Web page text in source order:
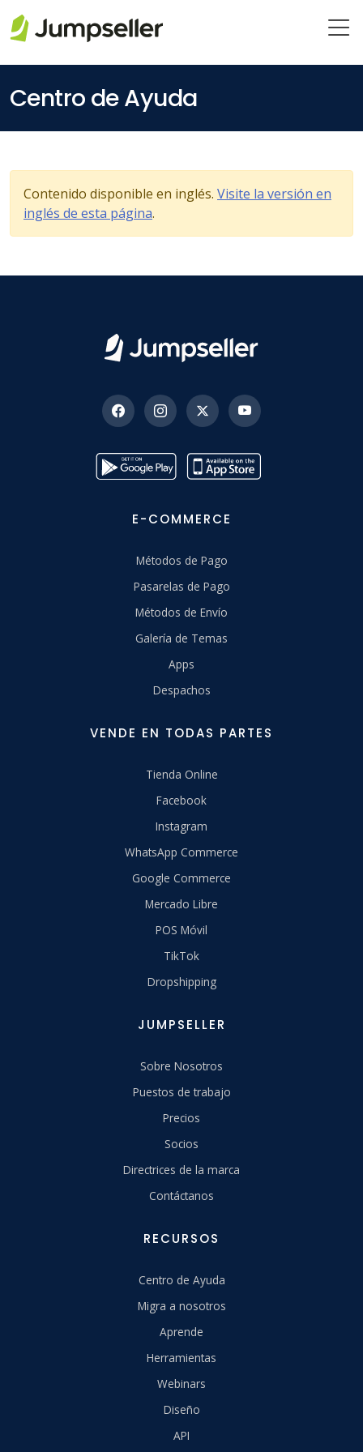
Centro de Ayuda
Contenido disponible en inglés. Visite la versión en
inglés de esta página.
E-COMMERCE
Métodos de Pago
Pasarelas de Pago
Métodos de Envío
Galería de Temas
Apps
Despachos
VENDE EN TODAS PARTES
Tienda Online
Facebook
Instagram
WhatsApp Commerce
Google Commerce
Mercado Libre
POS Móvil
TikTok
Dropshipping
JUMPSELLER
Sobre Nosotros
Puestos de trabajo
Precios
Socios
Directrices de la marca
Contáctanos
RECURSOS
Centro de Ayuda
Migra a nosotros
Aprende
Herramientas
Webinars
Diseño
API